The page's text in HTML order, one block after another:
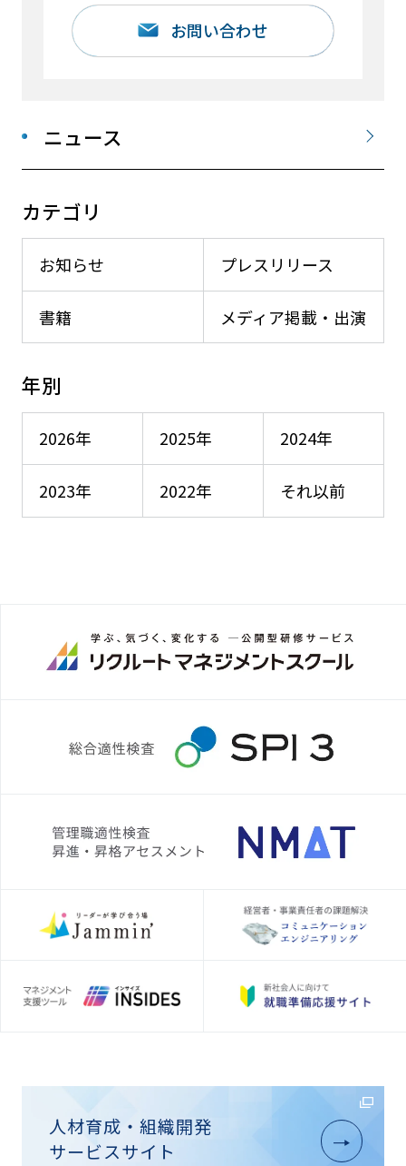
ニュース
カテゴリ
お知らせ プレスリリース
メディア掲載・出演
書籍
年別
2026年 2025年 2024年
2023年 2022年 それ以前
お問い合わせ
人材育成・組織開発
サービスサイト